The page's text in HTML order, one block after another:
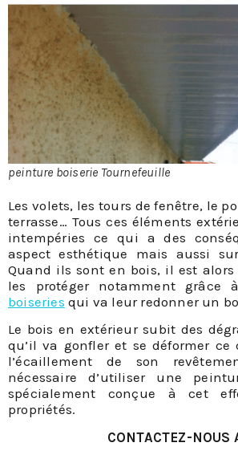
peinture boiserie Tournefeuille
Les volets, les tours de fenêtre, le
terrasse… Tous ces éléments
intempéries ce qui a des
aspect esthétique mais aussi
Quand ils sont en bois, il est alors
les protéger notamment grâce
boiseries qui va leur redonner un
Le bois en extérieur subit des
qu’il va gonfler et se déformer ce
l’écaillement de son
nécessaire d’utiliser une
spécialement conçue à cet
propriétés.
CONTACTEZ-NOUS